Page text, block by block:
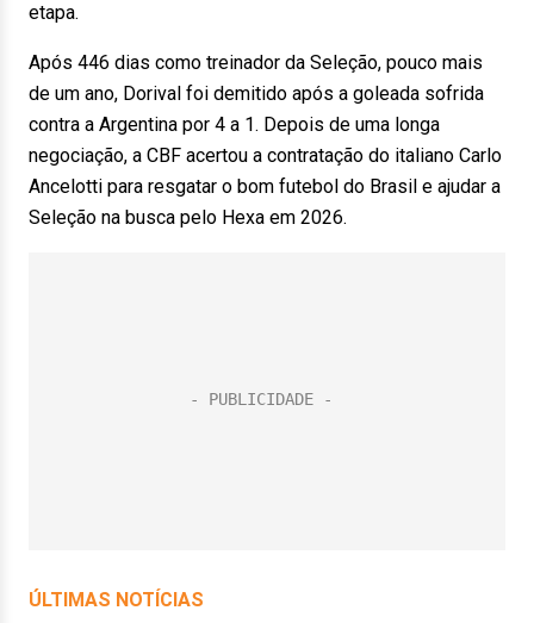
etapa.
Após 446 dias como treinador da Seleção, pouco mais
de um ano, Dorival foi demitido após a goleada sofrida
contra a Argentina por 4 a 1. Depois de uma longa
negociação, a CBF acertou a contratação do italiano Carlo
Ancelotti para resgatar o bom futebol do Brasil e ajudar a
Seleção na busca pelo Hexa em 2026.